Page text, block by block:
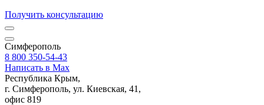
Получить консультацию
Симферополь
8 800 350-54-43
Написать в Max
Республика Крым,
г. Симферополь, ул. Киевская, 41,
офис 819